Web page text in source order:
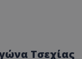
Τσεχίας